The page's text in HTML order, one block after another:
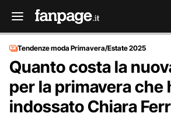
Tendenze moda Primavera/Estate 2025
Quanto costa la
per la primavera che
indossato Chiara